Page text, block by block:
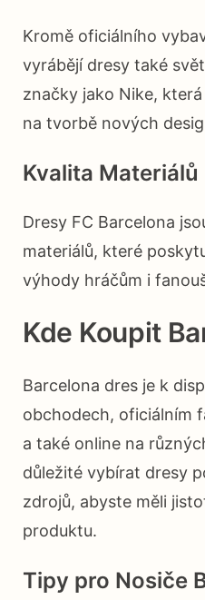
Kromě oficiálního
vyrábějí dresy také
značky jako Nike,
na tvorbě nových
Kvalita Materiálů
Dresy FC Barcelona
materiálů, které
výhody hráčům i
Kde Koupit
Barcelona dres je k
obchodech, oficiálním
a také online na
důležité vybírat dresy
zdrojů, abyste měli
produktu.
Tipy pro Nosiče